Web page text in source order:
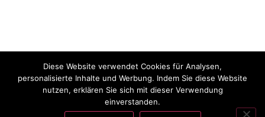
Diese Website verwendet Cookies für Analysen,
personalisierte Inhalte und Werbung. Indem Sie diese Website
nutzen, erklären Sie sich mit dieser Verwendung
einverstanden.